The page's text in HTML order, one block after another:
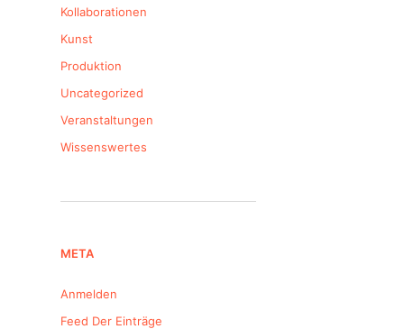
Kollaborationen
Kunst
Produktion
Uncategorized
Veranstaltungen
Wissenswertes
META
Anmelden
Feed Der Einträge